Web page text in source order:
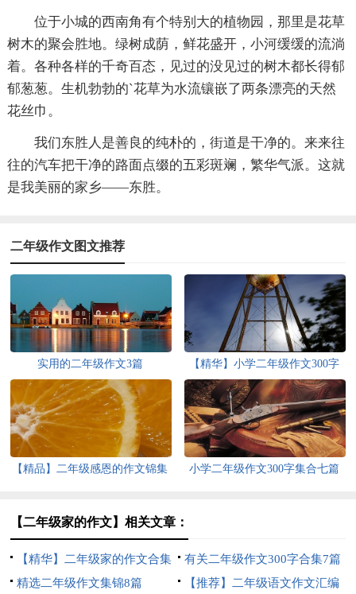
位于小城的西南角有个特别大的植物园，那里是花草
树木的聚会胜地。绿树成荫，鲜花盛开，小河缓缓的流淌
着。各种各样的千奇百态，见过的没见过的树木都长得郁
郁葱葱。生机勃勃的`花草为水流镶嵌了两条漂亮的天然
花丝巾。
我们东胜人是善良的纯朴的，街道是干净的。来来往
往的汽车把干净的路面点缀的五彩斑斓，繁华气派。这就
是我美丽的家乡——东胜。
二年级作文图文推荐
实用的二年级作文3篇
【精华】小学二年级作文300字
合集八篇
【精品】二年级感恩的作文锦集
小学二年级作文300字集合七篇
【二年级家的作文】相关文章：
【精华】二年级家的作文合集
9篇
有关二年级作文300字合集7篇
精选二年级作文集锦8篇
【推荐】二年级语文作文汇编